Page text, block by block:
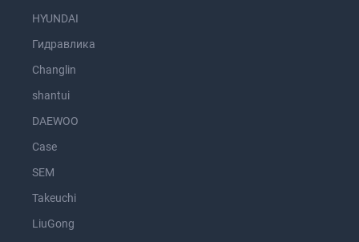
HYUNDAI
Гидравлика
Changlin
shantui
DAEWOO
Case
SEM
Takeuchi
LiuGong